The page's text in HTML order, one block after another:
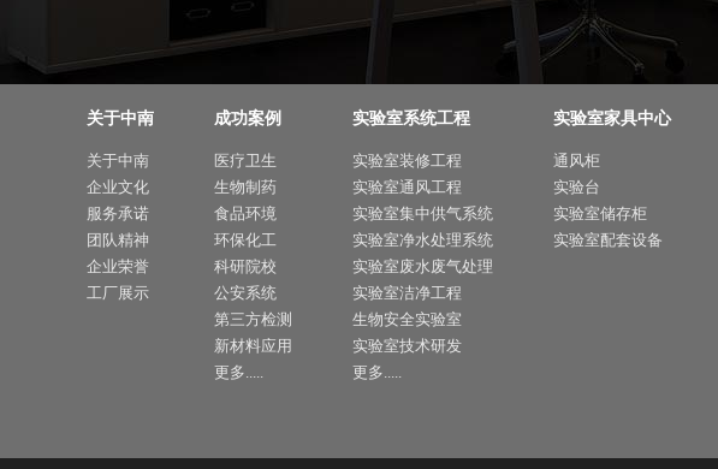
关于中南
关于中南
企业文化
服务承诺
团队精神
企业荣誉
工厂展示
成功案例
医疗卫生
生物制药
食品环境
环保化工
科研院校
公安系统
第三方检测
新材料应用
更多.....
实验室系统工程
实验室装修工程
实验室通风工程
实验室集中供气系统
实验室净水处理系统
实验室废水废气处理
实验室洁净工程
生物安全实验室
实验室技术研发
更多.....
实验室家具中心
通风柜
实验台
实验室储存柜
实验室配套设备